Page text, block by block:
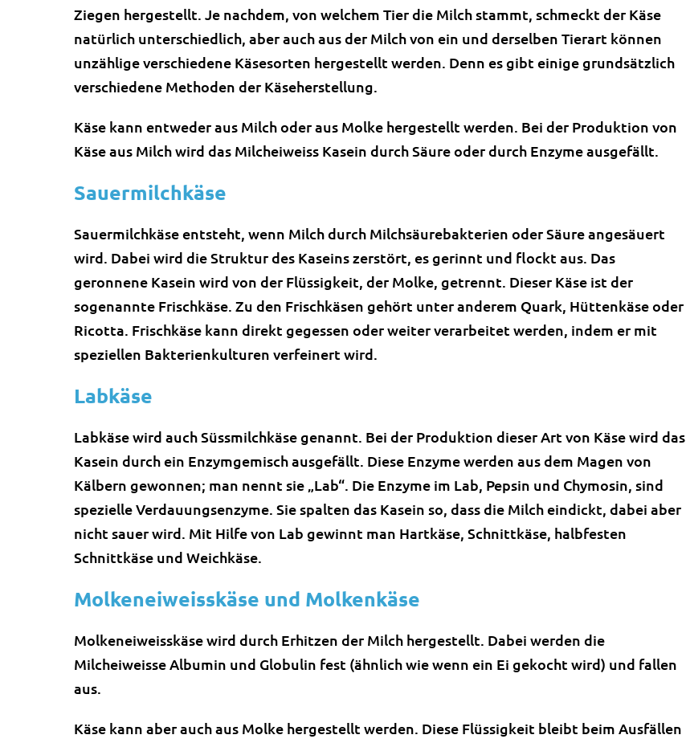
Ziegen hergestellt. Je nachdem, von welchem Tier die Milch stammt, schmeckt der Käse
natürlich unterschiedlich, aber auch aus der Milch von ein und derselben Tierart können
unzählige verschiedene Käsesorten hergestellt werden. Denn es gibt einige grundsätzlich
verschiedene Methoden der Käseherstellung.
Käse kann entweder aus Milch oder aus Molke hergestellt werden. Bei der Produktion von
Käse aus Milch wird das Milcheiweiss Kasein durch Säure oder durch Enzyme ausgefällt.
Sauermilchkäse
Sauermilchkäse entsteht, wenn Milch durch Milchsäurebakterien oder Säure angesäuert
wird. Dabei wird die Struktur des Kaseins zerstört, es gerinnt und flockt aus. Das
geronnene Kasein wird von der Flüssigkeit, der Molke, getrennt. Dieser Käse ist der
sogenannte Frischkäse. Zu den Frischkäsen gehört unter anderem Quark, Hüttenkäse oder
Ricotta. Frischkäse kann direkt gegessen oder weiter verarbeitet werden, indem er mit
speziellen Bakterienkulturen verfeinert wird.
Labkäse
Labkäse wird auch Süssmilchkäse genannt. Bei der Produktion dieser Art von Käse wird das
Kasein durch ein Enzymgemisch ausgefällt. Diese Enzyme werden aus dem Magen von
Kälbern gewonnen; man nennt sie „Lab“. Die Enzyme im Lab, Pepsin und Chymosin, sind
spezielle Verdauungsenzyme. Sie spalten das Kasein so, dass die Milch eindickt, dabei aber
nicht sauer wird. Mit Hilfe von Lab gewinnt man Hartkäse, Schnittkäse, halbfesten
Schnittkäse und Weichkäse.
Molkeneiweisskäse und Molkenkäse
Molkeneiweisskäse wird durch Erhitzen der Milch hergestellt. Dabei werden die
Milcheiweisse Albumin und Globulin fest (ähnlich wie wenn ein Ei gekocht wird) und fallen
aus.
Käse kann aber auch aus Molke hergestellt werden. Diese Flüssigkeit bleibt beim Ausfällen